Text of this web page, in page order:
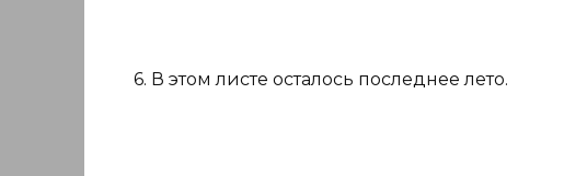
6. В этом листе осталось последнее лето.